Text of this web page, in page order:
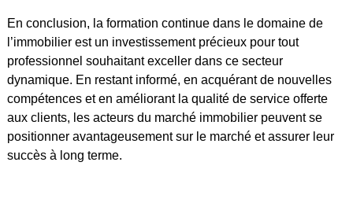
En conclusion, la formation continue dans le domaine de
l’immobilier est un investissement précieux pour tout
professionnel souhaitant exceller dans ce secteur
dynamique. En restant informé, en acquérant de nouvelles
compétences et en améliorant la qualité de service offerte
aux clients, les acteurs du marché immobilier peuvent se
positionner avantageusement sur le marché et assurer leur
succès à long terme.